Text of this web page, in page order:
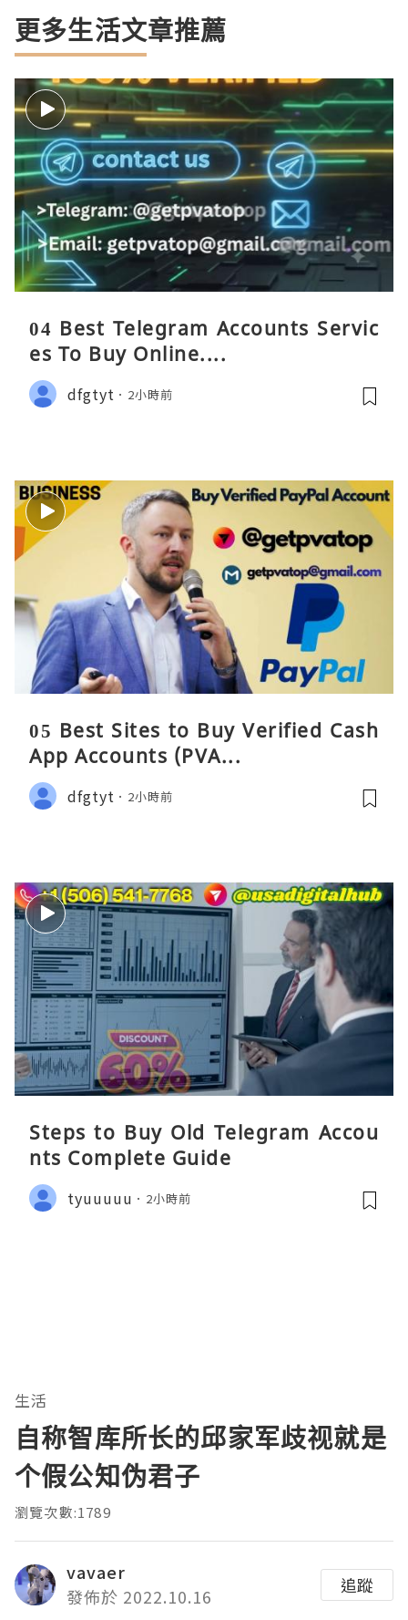
更多生活文章推薦
04 Best Telegram Accounts Servic
es To Buy Online....
dfgtyt 2小時前
05 Best Sites to Buy Verified Cash
App Accounts (PVA...
dfgtyt 2小時前
Steps to Buy Old Telegram Accou
nts Complete Guide
tyuuuuu 2小時前
生活
自称智库所长的邱家军歧视就是
个假公知伪君子
瀏覽次數:1789
vavaer
發佈於 2022.10.16
追蹤